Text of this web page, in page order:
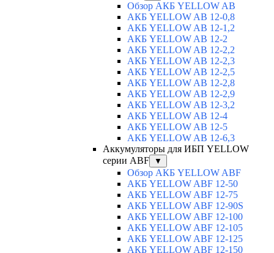
Обзор АКБ YELLOW AB
АКБ YELLOW AB 12-0,8
АКБ YELLOW AB 12-1,2
АКБ YELLOW AB 12-2
АКБ YELLOW AB 12-2,2
АКБ YELLOW AB 12-2,3
АКБ YELLOW AB 12-2,5
АКБ YELLOW AB 12-2,8
АКБ YELLOW AB 12-2,9
АКБ YELLOW AB 12-3,2
АКБ YELLOW AB 12-4
АКБ YELLOW AB 12-5
АКБ YELLOW AB 12-6,3
Аккумуляторы для ИБП YELLOW
серии ABF
▼
Обзор АКБ YELLOW ABF
АКБ YELLOW ABF 12-50
АКБ YELLOW ABF 12-75
АКБ YELLOW ABF 12-90S
АКБ YELLOW ABF 12-100
АКБ YELLOW ABF 12-105
АКБ YELLOW ABF 12-125
АКБ YELLOW ABF 12-150